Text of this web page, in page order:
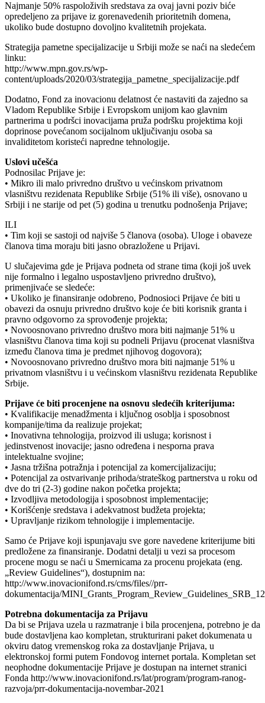
Najmanje 50% raspoloživih sredstava za ovaj javni poziv biće
opredeljeno za prijave iz gorenavedenih prioritetnih domena,
ukoliko bude dostupno dovoljno kvalitetnih projekata.
Strategija pametne specijalizacije u Srbiji može se naći na sledećem
linku:
http://www.mpn.gov.rs/wp-
content/uploads/2020/03/strategija_pametne_specijalizacije.pdf
Dodatno, Fond za inovacionu delatnost će nastaviti da zajedno sa
Vladom Republike Srbije i Evropskom unijom kao glavnim
partnerima u podršci inovacijama pruža podršku projektima koji
doprinose povećanom socijalnom uključivanju osoba sa
invaliditetom koristeći napredne tehnologije.
Uslovi učešća
Podnosilac Prijave je:
• Mikro ili malo privredno društvo u većinskom privatnom
vlasništvu rezidenata Republike Srbije (51% ili više), osnovano u
Srbiji i ne starije od pet (5) godina u trenutku podnošenja Prijave;
ILI
• Tim koji se sastoji od najviše 5 članova (osoba). Uloge i obaveze
članova tima moraju biti jasno obrazložene u Prijavi.
U slučajevima gde je Prijava podneta od strane tima (koji još uvek
nije formalno i legalno uspostavljeno privredno društvo),
primenjivaće se sledeće:
• Ukoliko je finansiranje odobreno, Podnosioci Prijave će biti u
obavezi da osnuju privredno društvo koje će biti korisnik granta i
pravno odgovorno za sprovođenje projekta;
• Novoosnovano privredno društvo mora biti najmanje 51% u
vlasništvu članova tima koji su podneli Prijavu (procenat vlasništva
između članova tima je predmet njihovog dogovora);
• Novoosnovano privredno društvo mora biti najmanje 51% u
privatnom vlasništvu i u većinskom vlasništvu rezidenata Republike
Srbije.
Prijave će biti procenjene na osnovu sledećih kriterijuma:
• Kvalifikacije menadžmenta i ključnog osoblja i sposobnost
kompanije/tima da realizuje projekat;
• Inovativna tehnologija, proizvod ili usluga; korisnost i
jedinstvenost inovacije; jasno određena i nesporna prava
intelektualne svojine;
• Jasna tržišna potražnja i potencijal za komercijalizaciju;
• Potencijal za ostvarivanje prihoda/strateškog partnerstva u roku od
dve do tri (2-3) godine nakon početka projekta;
• Izvodljiva metodologija i sposobnost implementacije;
• Korišćenje sredstava i adekvatnost budžeta projekta;
• Upravljanje rizikom tehnologije i implementacije.
Samo će Prijave koji ispunjavaju sve gore navedene kriterijume biti
predložene za finansiranje. Dodatni detalji u vezi sa procesom
procene mogu se naći u Smernicama za procenu projekata (eng.
„Review Guidelines“), dostupnim na:
http://www.inovacionifond.rs/cms/files//prr-
dokumentacija/
Potrebna dokumentacija za Prijavu
Da bi se Prijava uzela u razmatranje i bila procenjena, potrebno je da
bude dostavljena kao kompletan, strukturirani paket dokumenata u
okviru datog vremenskog roka za dostavljanje Prijava, u
elektronskoj formi putem Fondovog internet portala. Kompletan set
neophodne dokumentacije Prijave je dostupan na internet stranici
Fonda http://www.inovacionifond.rs/lat/program/program-ranog-
razvoja/prr-dokumentacija-novembar-2021